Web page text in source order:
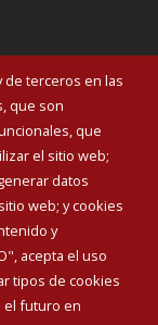
de terceros en las
que son
que
el sitio web;
datos
web; y cookies
y
acepta el uso
tipos de cookies
el futuro en